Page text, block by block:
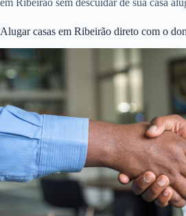
em Ribeirão sem descuidar de sua casa
Alugar casas em Ribeirão direto com o